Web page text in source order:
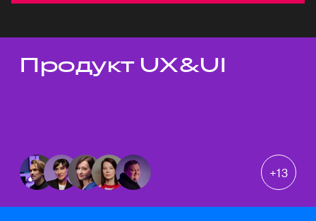
Темы докладов
Продукт UX&UI
+13